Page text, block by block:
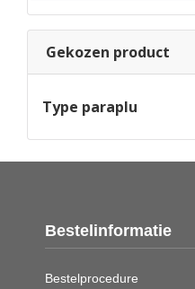
Gekozen product
Type paraplu
Bestelinformatie
Bestelprocedure